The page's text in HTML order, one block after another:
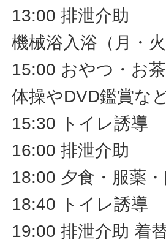
13:00 排泄介助
機械浴入浴（月・
15:00 おやつ・お
体操やDVD鑑賞など
15:30 トイレ誘導
16:00 排泄介助
18:00 夕食・服薬
18:40 トイレ誘導
19:00 排泄介助 着